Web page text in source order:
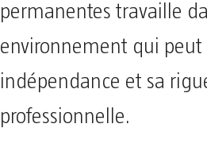
permanentes travaille
environnement qui peut
indépendance et sa
professionnelle.